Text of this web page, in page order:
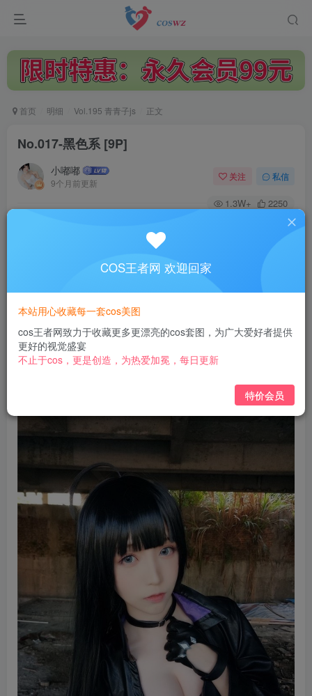
首页 明细 Vol.195 青青子js 正文
No.017-黑色系 [9P]
小嘟嘟
9个月前更新
关注 私信
1.3W+ 2250
此内容为付费阅读，请付费后查看
3
黄金会员免费 钻石会员 免费
立即购买
COS王者网 欢迎回家
本站用心收藏每一套cos美图
cos王者网致力于收藏更多更漂亮的cos套图，为广大爱好者提供
更好的视觉盛宴
不止于cos，更是创造，为热爱加冕，每日更新
特价会员